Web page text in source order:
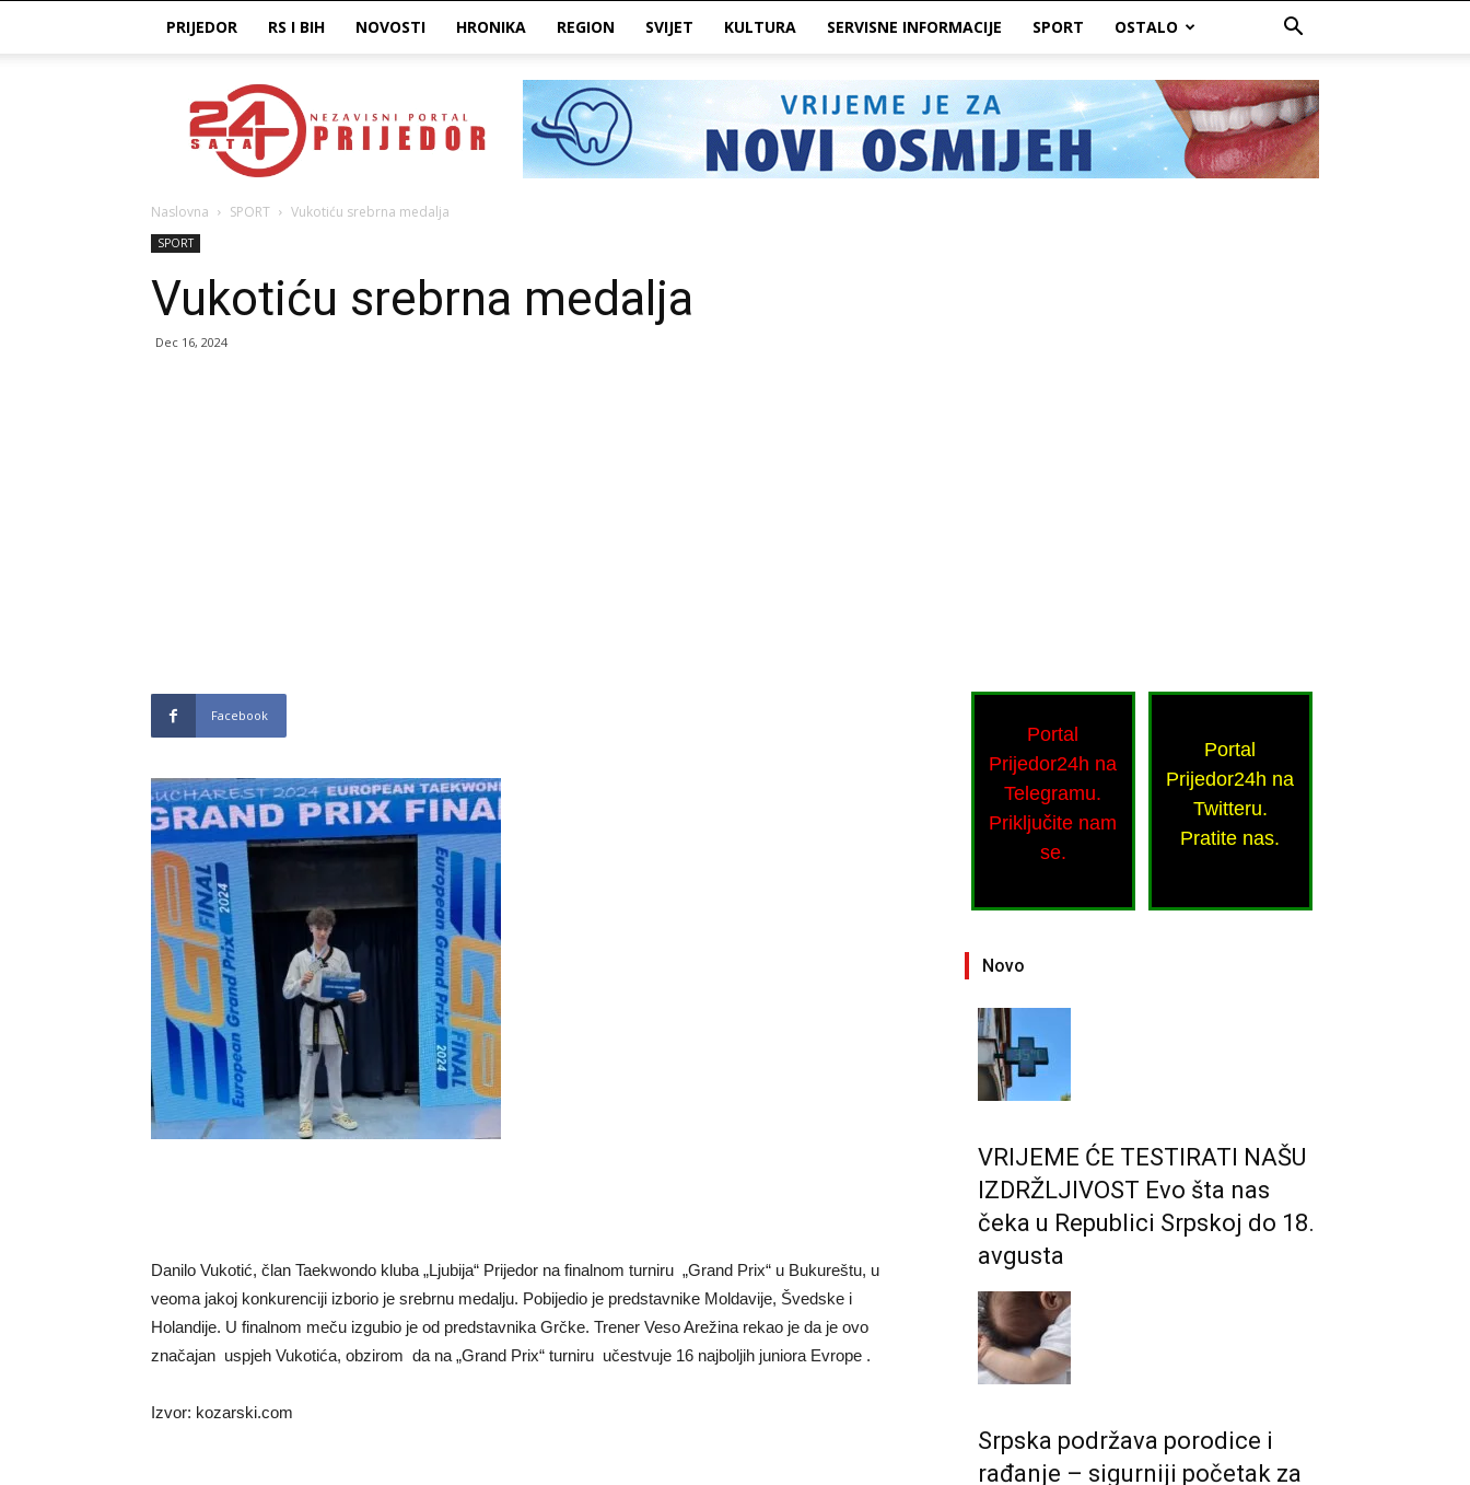
PRIJEDOR RS I BIH NOVOSTI HRONIKA REGION SVIJET KULTURA SERVISNE INFORMACIJE SPORT OSTALO
Prijedor24H
Naslovna SPORT Vukotiću srebrna medalja
SPORT
Vukotiću srebrna medalja
Dec 16, 2024
Facebook
Danilo Vukotić, član Taekwondo kluba „Ljubija“ Prijedor na finalnom turniru „Grand Prix“ u Bukureštu, u
veoma jakoj konkurenciji izborio je srebrnu medalju. Pobijedio je predstavnike Moldavije, Švedske i
Holandije. U finalnom meču izgubio je od predstavnika Grčke. Trener Veso Arežina rekao je da je ovo
značajan uspjeh Vukotića, obzirom da na „Grand Prix“ turniru učestvuje 16 najboljih juniora Evrope .
Izvor: kozarski.com
Portal
Prijedor24h na
Telegramu.
Priključite nam
se.
Portal
Prijedor24h na
Twitteru.
Pratite nas.
Novo
VRIJEME ĆE TESTIRATI NAŠU
IZDRŽLJIVOST Evo šta nas
čeka u Republici Srpskoj do 18.
avgusta
Srpska podržava porodice i
rađanje – sigurniji početak za